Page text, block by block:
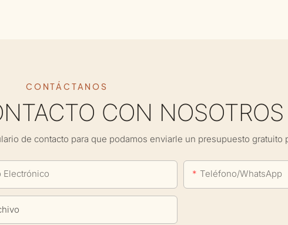
CONTÁCTANOS
CON NOSOTROS
de contacto para que podamos enviarle un presupuesto gratuito
Electrónico Teléfono/WhatsApp